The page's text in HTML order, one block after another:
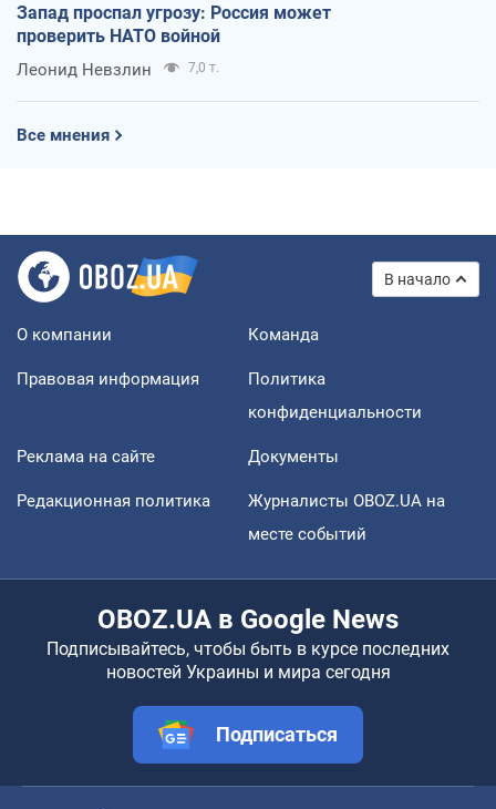
Запад проспал угрозу: Россия может
проверить НАТО войной
Леонид Невзлин 7,0 т.
Все мнения
В начало
О компании Команда
Правовая информация
Политика
конфиденциальности
Реклама на сайте Документы
Редакционная политика
Журналисты OBOZ.UA на
месте событий
OBOZ.UA в Google News
Подписывайтесь, чтобы быть в курсе последних
новостей Украины и мира сегодня
Подписаться